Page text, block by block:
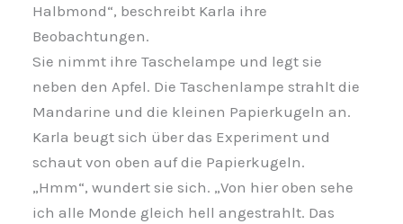
Halbmond“, beschreibt Karla ihre
Beobachtungen.
Sie nimmt ihre Taschelampe und legt sie
neben den Apfel. Die Taschenlampe strahlt die
Mandarine und die kleinen Papierkugeln an.
Karla beugt sich über das Experiment und
schaut von oben auf die Papierkugeln.
„Hmm“, wundert sie sich. „Von hier oben sehe
ich alle Monde gleich hell angestrahlt. Das